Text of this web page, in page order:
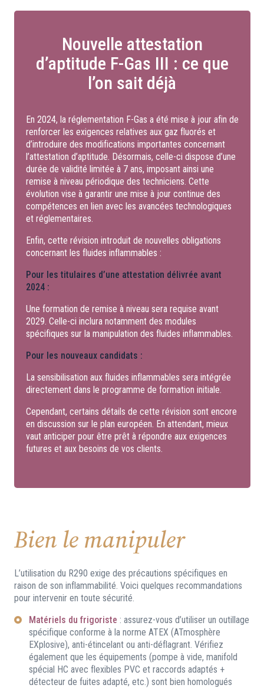
Nouvelle attestation
d’aptitude F-Gas III : ce que
l’on sait déjà
En 2024, la réglementation F-Gas a été mise à jour afin de
renforcer les exigences relatives aux gaz fluorés et
d’introduire des modifications importantes concernant
l’attestation d’aptitude. Désormais, celle-ci dispose d’une
durée de validité limitée à 7 ans, imposant ainsi une
remise à niveau périodique des techniciens. Cette
évolution vise à garantir une mise à jour continue des
compétences en lien avec les avancées technologiques
et réglementaires.
Enfin, cette révision introduit de nouvelles obligations
concernant les fluides inflammables :
Pour les titulaires d’une attestation délivrée avant
2024 :
Une formation de remise à niveau sera requise avant
2029. Celle-ci inclura notamment des modules
spécifiques sur la manipulation des fluides inflammables.
Pour les nouveaux candidats :
La sensibilisation aux fluides inflammables sera intégrée
directement dans le programme de formation initiale.
Cependant, certains détails de cette révision sont encore
en discussion sur le plan européen. En attendant, mieux
vaut anticiper pour être prêt à répondre aux exigences
futures et aux besoins de vos clients.
Bien le manipuler
L’utilisation du R290 exige des précautions spécifiques en
raison de son inflammabilité. Voici quelques recommandations
pour intervenir en toute sécurité.
Matériels du frigoriste : assurez-vous d’utiliser un outillage
spécifique conforme à la norme ATEX (ATmosphère
EXplosive), anti-étincelant ou anti-déflagrant. Vérifiez
également que les équipements (pompe à vide, manifold
spécial HC avec flexibles PVC et raccords adaptés +
détecteur de fuites adapté, etc.) sont bien homologués